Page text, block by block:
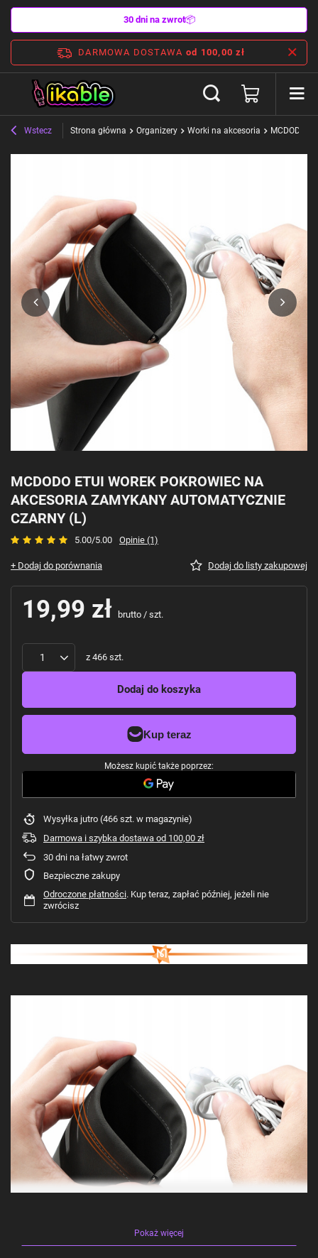
30 dni na zwrot📦
DARMOWA DOSTAWA od 100,00 zł
Wstecz Strona główna Organizery Worki na akcesoria MCDODO
MCDODO ETUI WOREK POKROWIEC NA
AKCESORIA ZAMYKANY AUTOMATYCZNIE
CZARNY (L)
5.00/5.00 Opinie (1)
+ Dodaj do porównania Dodaj do listy zakupowej
19,99 zł brutto / szt.
z 466 szt.
Dodaj do koszyka
Możesz kupić także poprzez:
Wysyłka jutro (466 szt. w magazynie)
Darmowa i szybka dostawa od 100,00 zł
30 dni na łatwy zwrot
Bezpieczne zakupy
Odroczone płatności. Kup teraz, zapłać później, jeżeli nie
zwrócisz
Pokaż więcej